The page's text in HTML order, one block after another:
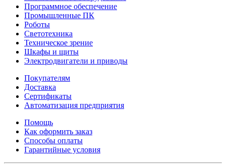
Программное обеспечение
Промышленные ПК
Роботы
Светотехника
Техническое зрение
Шкафы и щиты
Электродвигатели и приводы
Покупателям
Доставка
Сертификаты
Автоматизация предприятия
Помощь
Как оформить заказ
Способы оплаты
Гарантийные условия